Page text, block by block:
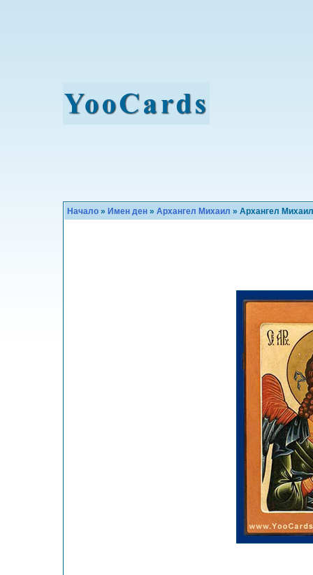
Начало » Имен ден » Архангел Михаил » Архангел Михаил